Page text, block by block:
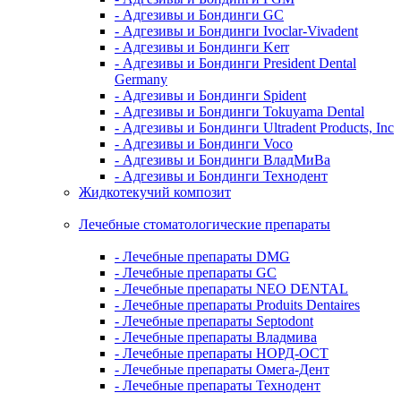
- Адгезивы и Бондинги GC
- Адгезивы и Бондинги Ivoclar-Vivadent
- Адгезивы и Бондинги Kerr
- Адгезивы и Бондинги President Dental
Germany
- Адгезивы и Бондинги Spident
- Адгезивы и Бондинги Tokuyama Dental
- Адгезивы и Бондинги Ultradent Products, Inc
- Адгезивы и Бондинги Voco
- Адгезивы и Бондинги ВладМиВа
- Адгезивы и Бондинги Технодент
Жидкотекучий композит
Лечебные стоматологические препараты
- Лечебные препараты DMG
- Лечебные препараты GC
- Лечебные препараты NEO DENTAL
- Лечебные препараты Produits Dentaires
- Лечебные препараты Septodont
- Лечебные препараты Владмива
- Лечебные препараты НОРД-ОСТ
- Лечебные препараты Омега-Дент
- Лечебные препараты Технодент